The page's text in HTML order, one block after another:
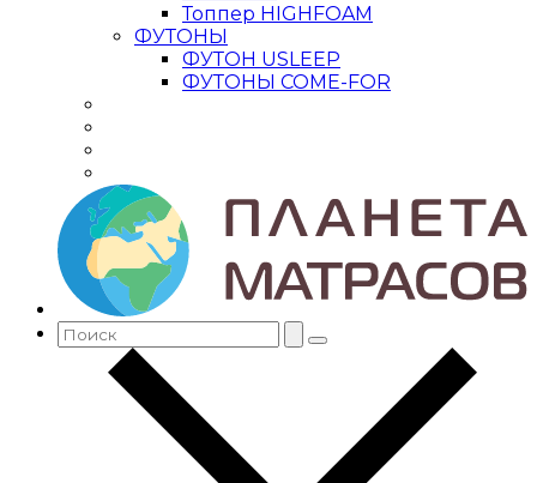
Топпер HIGHFOAM
ФУТОНЫ
ФУТОН USLEEP
ФУТОНЫ COME-FOR